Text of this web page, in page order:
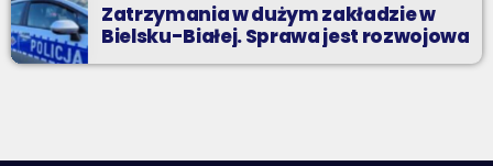
Zatrzymania w dużym zakładzie w
Bielsku-Białej. Sprawa jest rozwojowa